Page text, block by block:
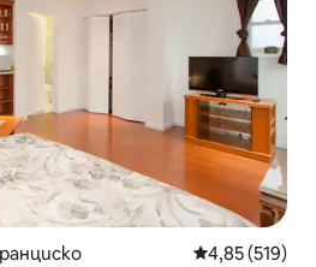
Средна
4,85 (519)